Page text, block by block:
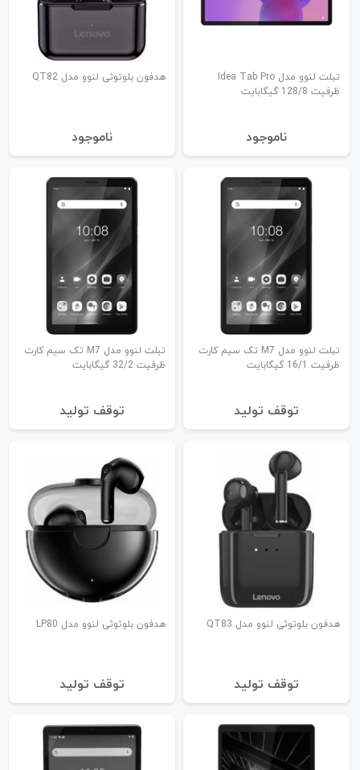
تبلت لنوو مدل Idea Tab Pro
ظرفیت 128/8 گیگابایت
نا‌موجود
هدفون بلوتوثی لنوو مدل QT82
نا‌موجود
تبلت لنوو مدل M7 تک سیم کارت
ظرفیت 16/1 گیگابایت
توقف تولید
تبلت لنوو مدل M7 تک سیم کارت
ظرفیت 32/2 گیگابایت
توقف تولید
هدفون بلوتوثی لنوو مدل QT83
توقف تولید
هدفون بلوتوثی لنوو مدل LP80
توقف تولید